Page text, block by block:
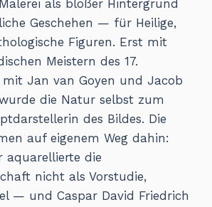
als bloßer Hintergrund
Geschehen — für Heilige,
Figuren. Erst mit
Meistern des 17.
Jan van Goyen und Jacob
die Natur selbst zum
des Bildes. Die
auf eigenem Weg dahin:
aquarellierte die
nicht als Vorstudie,
— und Caspar David Friedrich